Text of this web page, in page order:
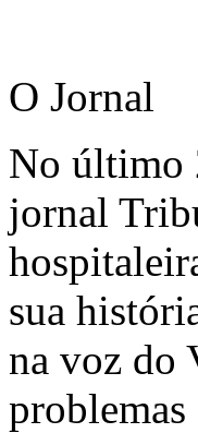
O Jornal
No último
jornal
sua
na voz do